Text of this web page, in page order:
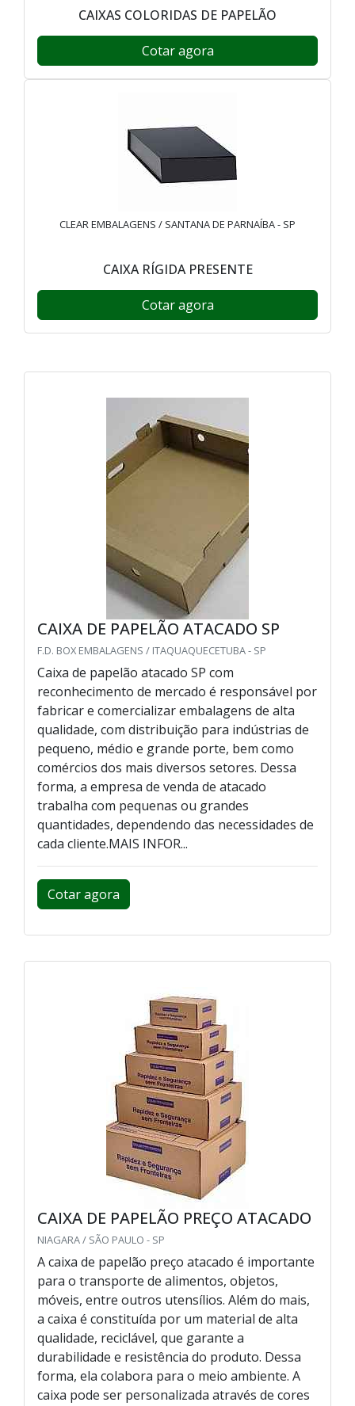
CAIXAS COLORIDAS DE PAPELÃO
Cotar agora
CLEAR EMBALAGENS / SANTANA DE PARNAÍBA - SP
CAIXA RÍGIDA PRESENTE
Cotar agora
CAIXA DE PAPELÃO ATACADO SP
F.D. BOX EMBALAGENS / ITAQUAQUECETUBA - SP
Caixa de papelão atacado SP com
reconhecimento de mercado é responsável por
fabricar e comercializar embalagens de alta
qualidade, com distribuição para indústrias de
pequeno, médio e grande porte, bem como
comércios dos mais diversos setores. Dessa
forma, a empresa de venda de atacado
trabalha com pequenas ou grandes
quantidades, dependendo das necessidades de
cada cliente.MAIS INFOR...
Cotar agora
CAIXA DE PAPELÃO PREÇO ATACADO
NIAGARA / SÃO PAULO - SP
A caixa de papelão preço atacado é importante
para o transporte de alimentos, objetos,
móveis, entre outros utensílios. Além do mais,
a caixa é constituída por um material de alta
qualidade, reciclável, que garante a
durabilidade e resistência do produto. Dessa
forma, ela colabora para o meio ambiente. A
caixa pode ser personalizada através de cores